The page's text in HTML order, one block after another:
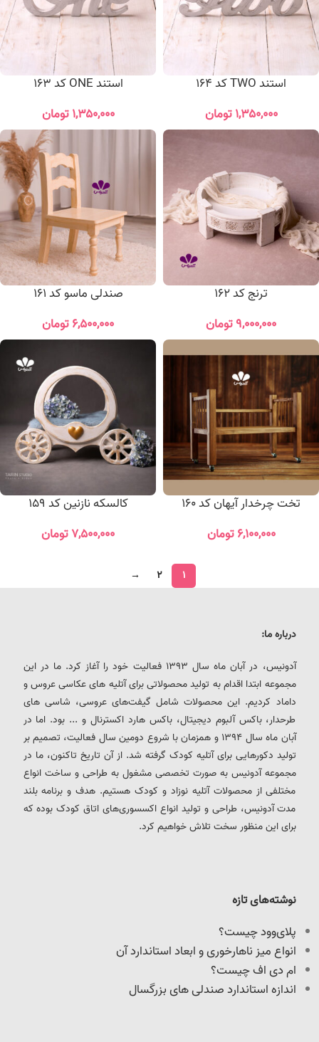
استند TWO کد 164
۱,۳۵۰,۰۰۰ تومان
استند ONE کد 163
۱,۳۵۰,۰۰۰ تومان
ترنج کد 162
۹,۰۰۰,۰۰۰تومان
صندلی ماسو کد 161
۶,۵۰۰,۰۰۰تومان
تخت چرخدار آیهان کد 160
۶,۱۰۰,۰۰۰ تومان
کالسکه نازنین کد 159
۷,۵۰۰,۰۰۰تومان
1
2
→
نوشته‌های تازه
پلای‌وود چیست؟
انواع میز ناهارخوری و ابعاد استاندارد آن
ام دی اف چیست؟
اندازه استاندارد صندلی های بزرگسال
درباره ما:
آدونیس، در آبان ماه سال 1393 فعالیت خود را آغاز کرد. ما در این
مجموعه ابتدا اقدام به تولید محصولاتی برای آتلیه های عکاسی عروس و
داماد کردیم. این محصولات شامل گیفت‌های عروسی، شاسی های
طرحدار، باکس آلبوم دیجیتال، باکس هارد اکسترنال و ... بود. اما در
آبان ماه سال 1394 و همزمان با شروع دومین سال فعالیت، تصمیم بر
تولید دکورهایی برای آتلیه کودک گرفته شد. از آن تاریخ تاکنون، ما در
مجموعه آدونیس به صورت تخصصی مشغول به طراحی و ساخت انواع
مختلفی از محصولات آتلیه نوزاد و کودک هستیم. هدف و برنامه بلند
مدت آدونیس، طراحی و تولید انواع اکسسوری‌های اتاق کودک بوده که
برای این منظور سخت تلاش خواهیم کرد.